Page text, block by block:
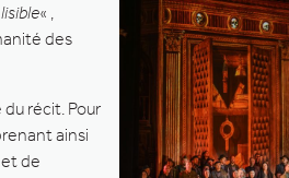
« ,
des
récit. Pour
ainsi
de